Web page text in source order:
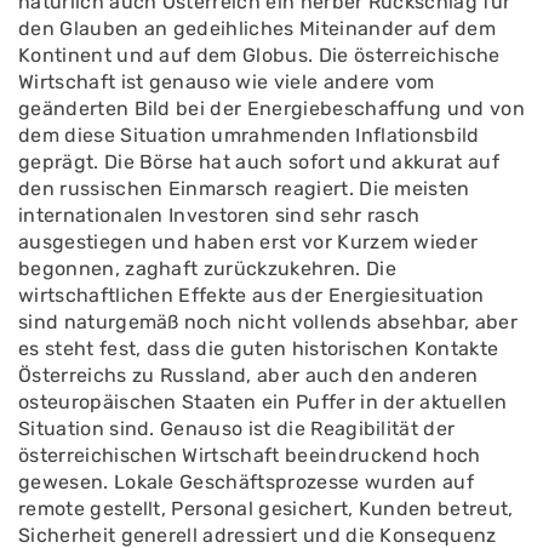
den Glauben an gedeihliches Miteinander auf dem
Kontinent und auf dem Globus. Die österreichische
Wirtschaft ist genauso wie viele andere vom
geänderten Bild bei der Energiebeschaffung und von
dem diese Situation umrahmenden Inflationsbild
geprägt. Die Börse hat auch sofort und akkurat auf
den russischen Einmarsch reagiert. Die meisten
internationalen Investoren sind sehr rasch
ausgestiegen und haben erst vor Kurzem wieder
begonnen, zaghaft zurückzukehren. Die
wirtschaftlichen Effekte aus der Energiesituation
sind naturgemäß noch nicht vollends absehbar, aber
es steht fest, dass die guten historischen Kontakte
Österreichs zu Russland, aber auch den anderen
osteuropäischen Staaten ein Puffer in der aktuellen
Situation sind. Genauso ist die Reagibilität der
österreichischen Wirtschaft beeindruckend hoch
gewesen. Lokale Geschäftsprozesse wurden auf
remote gestellt, Personal gesichert, Kunden betreut,
Sicherheit generell adressiert und die Konsequenz